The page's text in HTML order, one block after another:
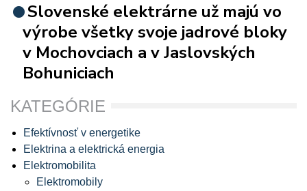
Slovenské elektrárne už majú vo
výrobe všetky svoje jadrové bloky
v Mochovciach a v Jaslovských
Bohuniciach
KATEGÓRIE
Efektívnosť v energetike
Elektrina a elektrická energia
Elektromobilita
Elektromobily